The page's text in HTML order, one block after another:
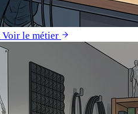
Voir le métier